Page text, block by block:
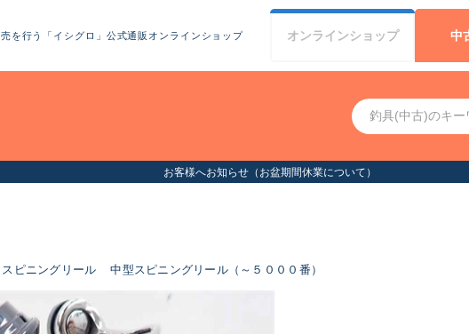
を行う「イシグロ」公式通販オンラインショップ オンラインショップ 中
お客様へお知らせ（お盆期間休業について）
スピニングリール 中型スピニングリール（～５０００番）